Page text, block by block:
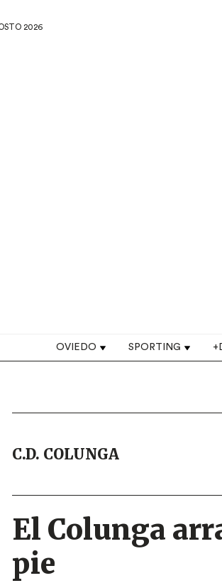
2026
Top navigation
OVIEDO SPORTING
C.D. COLUNGA
El Colunga
pie